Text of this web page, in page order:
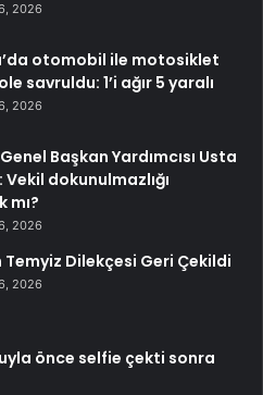
2026
otomobil ile motosiklet
savruldu: 1’i ağır 5 yaralı
2026
Başkan Yardımcısı Usta
Vekil dokunulmazlığı
mı?
2026
Temyiz Dilekçesi Geri Çekildi
2026
önce selfie çekti sonra